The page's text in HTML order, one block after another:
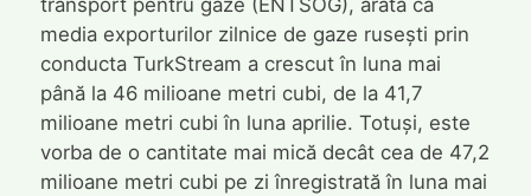
transport pentru gaze (ENTSOG), arată că
media exporturilor zilnice de gaze rusești prin
conducta TurkStream a crescut în luna mai
până la 46 milioane metri cubi, de la 41,7
milioane metri cubi în luna aprilie. Totuși, este
vorba de o cantitate mai mică decât cea de 47,2
milioane metri cubi pe zi înregistrată în luna mai